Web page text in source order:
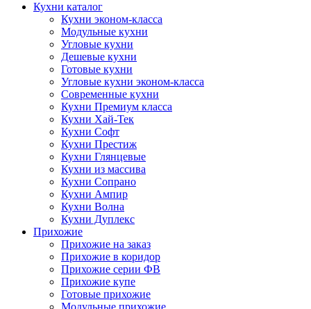
Кухни каталог
Кухни эконом-класса
Модульные кухни
Угловые кухни
Дешевые кухни
Готовые кухни
Угловые кухни эконом-класса
Современные кухни
Кухни Премиум класса
Кухни Хай-Тек
Кухни Софт
Кухни Престиж
Кухни Глянцевые
Кухни из массива
Кухни Сопрано
Кухни Ампир
Кухни Волна
Кухни Дуплекс
Прихожие
Прихожие на заказ
Прихожие в коридор
Прихожие серии ФВ
Прихожие купе
Готовые прихожие